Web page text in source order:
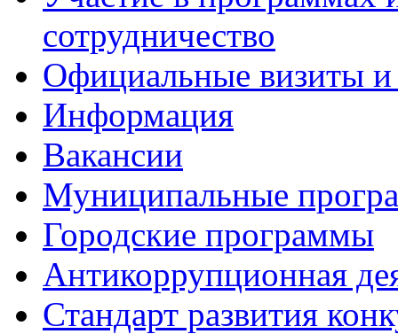
сотрудничество
Официальные визиты и
Информация
Вакансии
Муниципальные
Городские программы
Антикоррупционная
Стандарт развития